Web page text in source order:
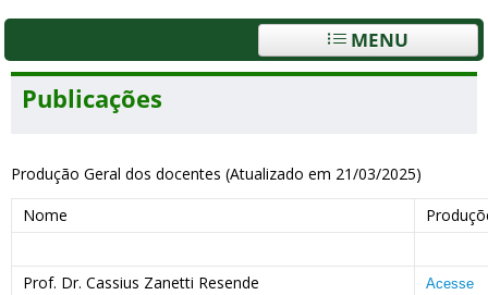
MENU
Publicações
Produção Geral dos docentes (Atualizado em 21/03/2025)
Nome
Prof. Dr. Cassius Zanetti Resende Acesse